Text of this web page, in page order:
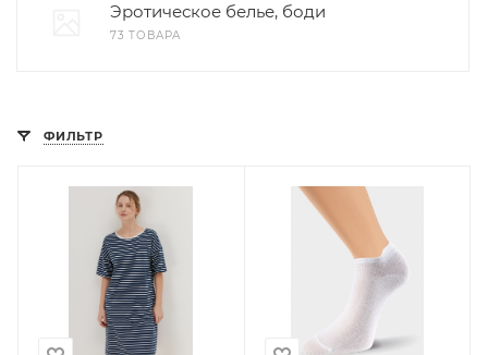
Эротическое белье, боди
73 ТОВАРА
ФИЛЬТР